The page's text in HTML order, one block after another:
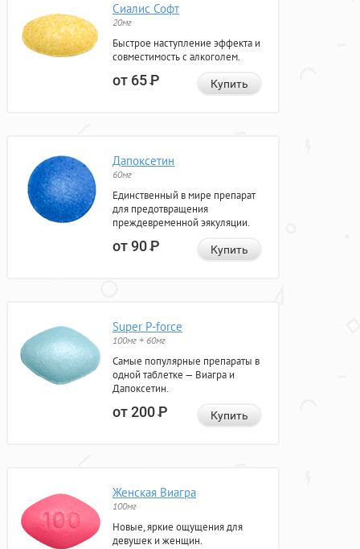
Сиалис Софт
20мг
Быстрое наступление эффекта и
совместимость с алкоголем.
от 65Р Купить
Дапоксетин
60мг
Единственный в мире препарат
для предотвращения
преждевременной эякуляции.
от 90Р Купить
Super P-force
100мг + 60мг
Самые популярные препараты в
одной таблетке — Виагра и
Дапоксетин.
от 200Р Купить
Женская Виагра
100мг
Новые, яркие ощущения для
девушек и женщин.